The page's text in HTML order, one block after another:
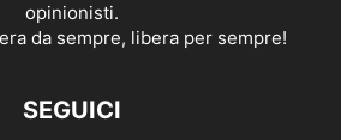
opinionisti.
da sempre, libera per sempre!
SEGUICI